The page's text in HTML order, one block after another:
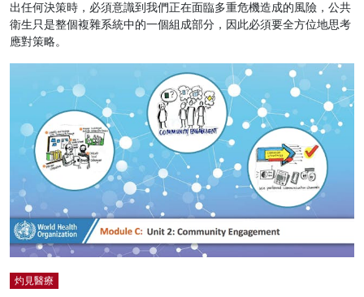
出任何決策時，必須意識到我們正在面臨多重危機造成的風險，公共
衛生只是整個複雜系統中的一個組成部分，因此必須要全方位地思考
應對策略。
灼見醫療